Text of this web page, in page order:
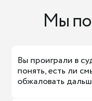
Мы
Вы проиграли в
понять, есть ли
обжаловать